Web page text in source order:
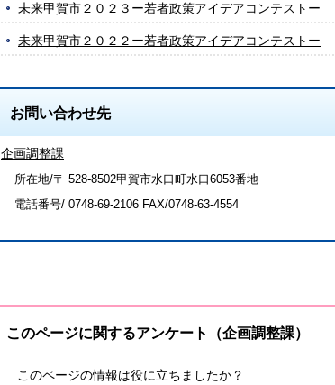
未来甲賀市２０２３ー若者政策アイデアコンテストー
未来甲賀市２０２２ー若者政策アイデアコンテストー
お問い合わせ先
企画調整課
所在地/〒 528-8502甲賀市水口町水口6053番地
電話番号/ 0748-69-2106 FAX/0748-63-4554
このページに関するアンケート（企画調整課）
このページの情報は役に立ちましたか？